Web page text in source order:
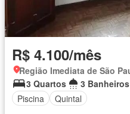
R$ 4.100/mês
3 Quartos
3 Banheiros
Piscina
Quintal